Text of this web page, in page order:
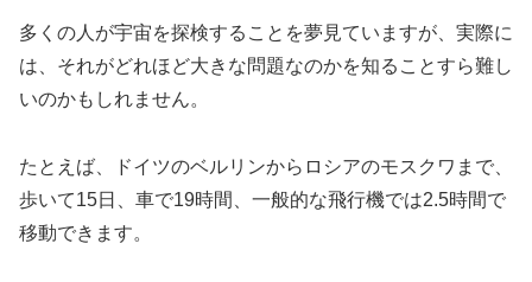
多くの人が宇宙を探検することを夢見ていますが、実際に
は、それがどれほど大きな問題なのかを知ることすら難し
いのかもしれません。
たとえば、ドイツのベルリンからロシアのモスクワまで、
歩いて15日、車で19時間、一般的な飛行機では2.5時間で
移動できます。